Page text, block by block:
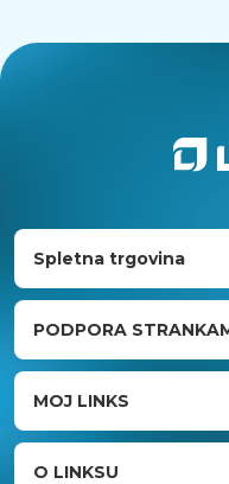
Spletna trgovina
PODPORA
MOJ LINKS
O LINKSU